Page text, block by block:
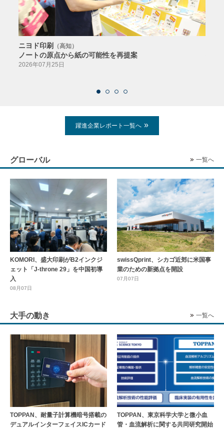
ニヨド印刷 （高知）
ノートの原点から紙の可能性を再提案
2026年07月25日
躍進企業レポート一覧へ
グローバル 一覧へ
KOMORI、盛大印刷がB2インクジ
ェット「J-throne 29」を中国初導
入
08月07日
swissQprint、シカゴ近郊に⽶国事
業のための新拠点を開設
07月07日
大手の動き 一覧へ
TOPPAN、耐量子計算機暗号搭載の
デュアルインターフェイスICカード
TOPPAN、東京科学大学と微小血
管・血流解析に関する共同研究開始